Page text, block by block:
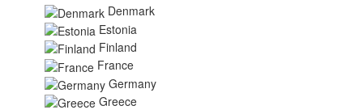
Denmark
Estonia
Finland
France
Germany
Greece